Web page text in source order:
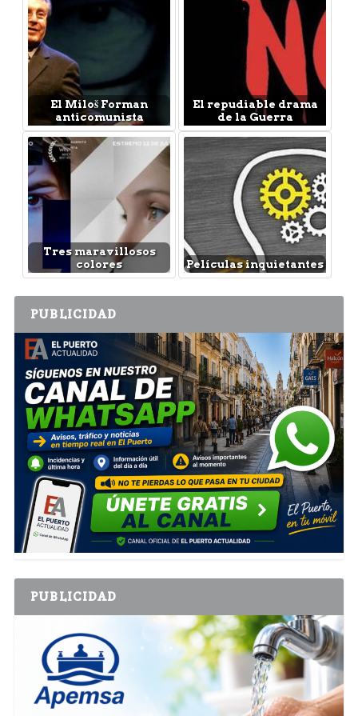
El Miloš Forman
anticomunista
El repudiable drama
de la Guerra
Tres maravillosos
colores
Películas inquietantes
PUBLICIDAD
PUBLICIDAD